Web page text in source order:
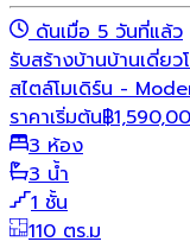
ดันเมื่อ 5 วันที่แล้ว
รับสร้างบ้านบ้านเดี่ยว
สไตล์โมเดิร์น -
ราคาเริ่มต้น฿
3 ห้อง
3 น้ำ
1 ชั้น
110 ตร.ม